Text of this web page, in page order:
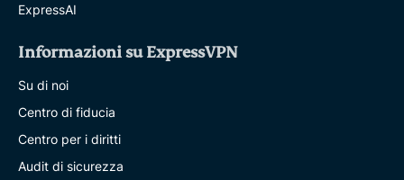
ExpressAI
Informazioni su ExpressVPN
Su di noi
Centro di fiducia
Centro per i diritti
Audit di sicurezza